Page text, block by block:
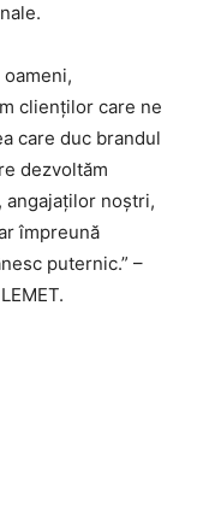
clienților care ne
care duc brandul
dezvoltăm
angajaților noștri,
împreună
puternic.” –